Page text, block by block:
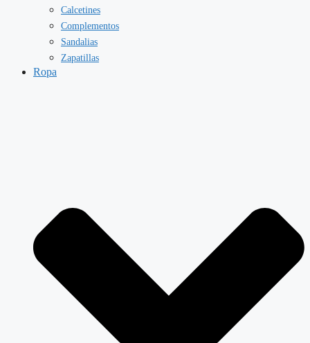
Calcetines
Complementos
Sandalias
Zapatillas
Ropa